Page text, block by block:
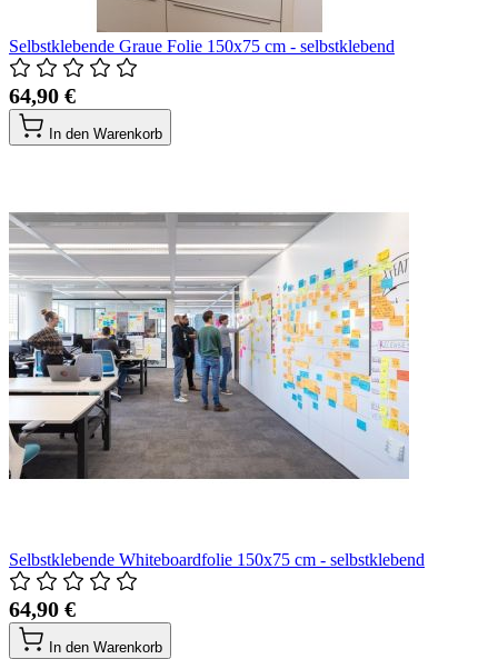
Selbstklebende Graue Folie 150x75 cm - selbstklebend
64,90 €
In den Warenkorb
Selbstklebende Whiteboardfolie 150x75 cm - selbstklebend
64,90 €
In den Warenkorb